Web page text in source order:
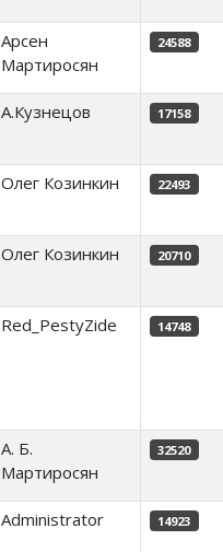
Арсен
Мартиросян
24588
А.Кузнецов 17158
Олег Козинкин 22493
Олег Козинкин 20710
Red_PestyZide 14748
А. Б.
Мартиросян
32520
Administrator 14923